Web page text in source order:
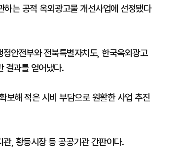
는 공적 옥외광고물 개선사업에 선정됐다
안전부와 전북특별자치도, 한국옥외광고
결과를 얻어냈다.
보해 적은 시비 부담으로 원활한 사업 추진
, 황등시장 등 공공기관 간판이다.